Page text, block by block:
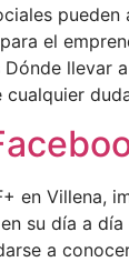
el
llevar
en
su día a
a